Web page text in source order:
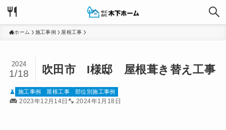
ホーム 施工事例 屋根工事
吹田市 I様邸 屋根葺き替え工事
2024
1/18
施工事例 屋根工事 部位別施工事例
2023年12月14日 2024年1月18日